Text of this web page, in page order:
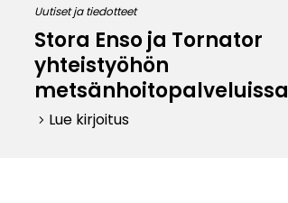
Uutiset ja tiedotteet
Stora Enso ja Tornator
yhteistyöhön
metsänhoitopalveluissa
keyboard_arrow_right Lue kirjoitus